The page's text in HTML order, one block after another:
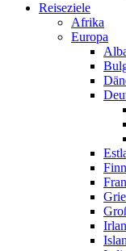
Reiseziele
Afrika
Europa